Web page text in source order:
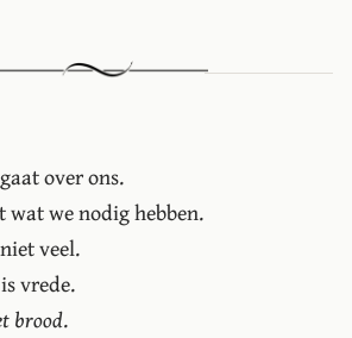
over ons.
wat we nodig hebben.
veel.
vrede.
brood.